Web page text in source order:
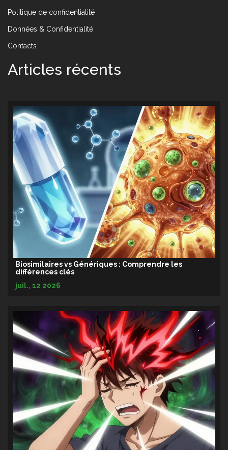
Politique de confidentialité
Données & Confidentialité
Contacts
Articles récents
Biosimilaires vs Génériques : Comprendre les
différences clés
juil., 12 2026